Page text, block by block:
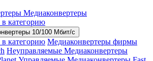
Медиаконвертеры
категорию
10/100 Мбит/с
категорию Медиаконвертеры фирмы
Неуправляемые Медиаконвертеры